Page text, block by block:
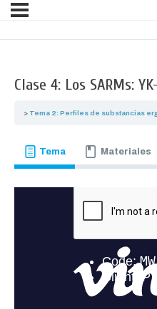
Clase 4: Los SARMs:
Tema 2: Perfiles de substancias
Tema Materiales